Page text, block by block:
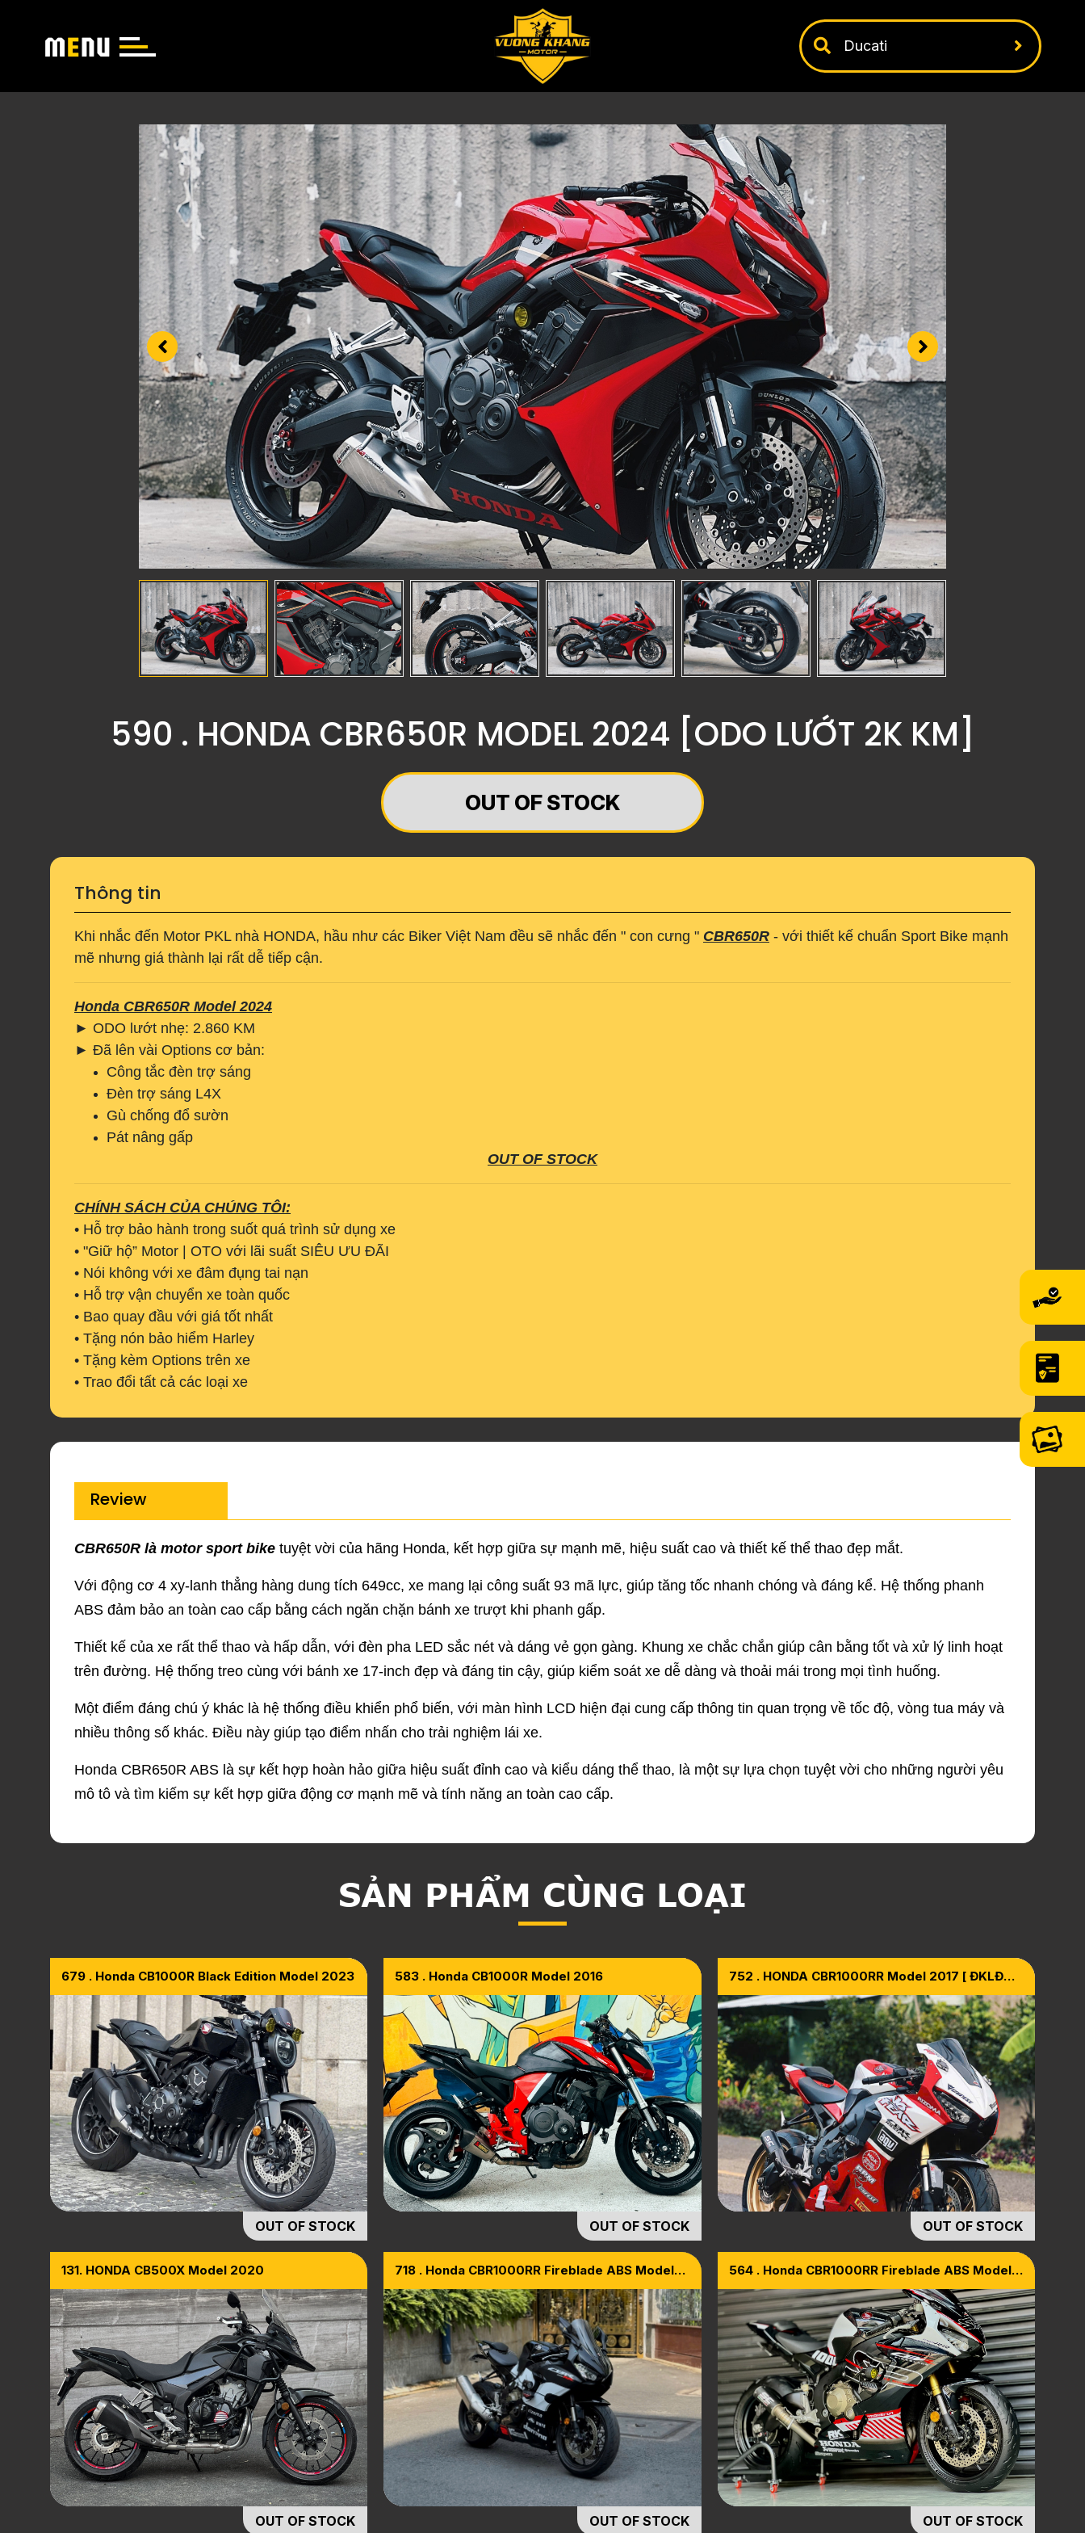
590 . HONDA CBR650R MODEL 2024 [ODO LƯỚT 2K KM]
OUT OF STOCK
Thông tin
Khi nhắc đến Motor PKL nhà HONDA, hầu như các Biker Việt Nam đều sẽ nhắc đến " con cưng " CBR650R - với thiết kế chuẩn Sport Bike mạnh
mẽ nhưng giá thành lại rất dễ tiếp cận.
Honda CBR650R Model 2024
► ODO lướt nhẹ: 2.860 KM
► Đã lên vài Options cơ bản:
Công tắc đèn trợ sáng
Đèn trợ sáng L4X
Gù chống đổ sườn
Pát nâng gấp
OUT OF STOCK
CHÍNH SÁCH CỦA CHÚNG TÔI:
• Hỗ trợ bảo hành trong suốt quá trình sử dụng xe
• "Giữ hộ” Motor | OTO với lãi suất SIÊU ƯU ĐÃI
• Nói không với xe đâm đụng tai nạn
• Hỗ trợ vận chuyển xe toàn quốc
• Bao quay đầu với giá tốt nhất
• Tặng nón bảo hiểm Harley
• Tặng kèm Options trên xe
• Trao đổi tất cả các loại xe
Review
CBR650R là motor sport bike tuyệt vời của hãng Honda, kết hợp giữa sự mạnh mẽ, hiệu suất cao và thiết kế thể thao đẹp mắt.
Với động cơ 4 xy-lanh thẳng hàng dung tích 649cc, xe mang lại công suất 93 mã lực, giúp tăng tốc nhanh chóng và đáng kể. Hệ thống phanh
ABS đảm bảo an toàn cao cấp bằng cách ngăn chặn bánh xe trượt khi phanh gấp.
Thiết kế của xe rất thể thao và hấp dẫn, với đèn pha LED sắc nét và dáng vẻ gọn gàng. Khung xe chắc chắn giúp cân bằng tốt và xử lý linh hoạt
trên đường. Hệ thống treo cùng với bánh xe 17-inch đẹp và đáng tin cậy, giúp kiểm soát xe dễ dàng và thoải mái trong mọi tình huống.
Một điểm đáng chú ý khác là hệ thống điều khiển phổ biến, với màn hình LCD hiện đại cung cấp thông tin quan trọng về tốc độ, vòng tua máy và
nhiều thông số khác. Điều này giúp tạo điểm nhấn cho trải nghiệm lái xe.
Honda CBR650R ABS là sự kết hợp hoàn hảo giữa hiệu suất đỉnh cao và kiểu dáng thể thao, là một sự lựa chọn tuyệt vời cho những người yêu
mô tô và tìm kiếm sự kết hợp giữa động cơ mạnh mẽ và tính năng an toàn cao cấp.
SẢN PHẨM CÙNG LOẠI
679 . Honda CB1000R Black Edition Model 2023
OUT OF STOCK
583 . Honda CB1000R Model 2016
OUT OF STOCK
752 . HONDA CBR1000RR Model 2017 [ ĐKLĐ
OUT OF STOCK
131. HONDA CB500X Model 2020
OUT OF STOCK
718 . Honda CBR1000RR Fireblade ABS Model
OUT OF STOCK
564 . Honda CBR1000RR Fireblade ABS Model
OUT OF STOCK